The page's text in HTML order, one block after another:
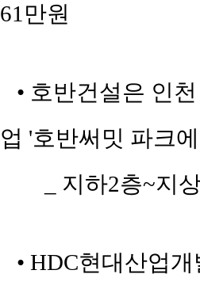
61만원
• 호반건설은 인
업 '호반써밋 파크
_ 지하2층~지
• HDC현대산업